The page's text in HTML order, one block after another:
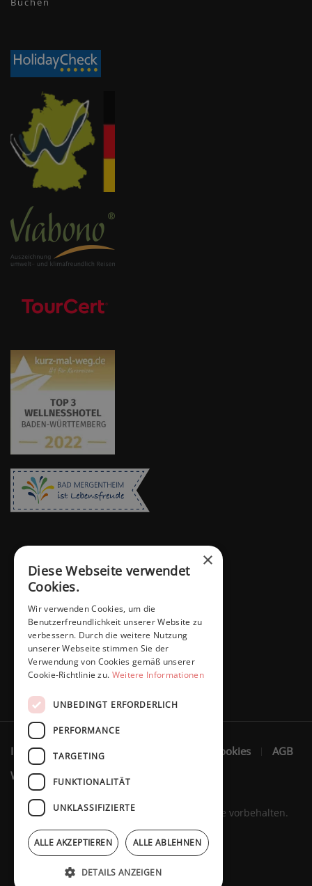
Impressum Datenschutzerklärung Cookies
AGB
Widerruf
Marita Schaffers GmbH © 2023. Alle Rechte vorbehalten.
×
Diese Webseite verwendet
Cookies.
Wir verwenden Cookies, um die
Benutzerfreundlichkeit unserer Website zu
verbessern. Durch die weitere Nutzung
unserer Webseite stimmen Sie der
Verwendung von Cookies gemäß unserer
Cookie-Richtlinie zu. Weitere Informationen
UNBEDINGT ERFORDERLICH
PERFORMANCE
TARGETING
FUNKTIONALITÄT
UNKLASSIFIZIERTE
ALLE AKZEPTIEREN ALLE ABLEHNEN
DETAILS ANZEIGEN